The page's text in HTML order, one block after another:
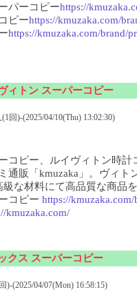
パーコピーhttps://
ピーhttps://kmuzaka.com/
https://kmuzaka.com/brand/
ィトン スーパーコピー
回)-(2025/04/10(Thu) 13:02:30)
コピー、ルイヴィトン時
通販「kmuzaka」。ヴィ
な材料にて高品質な商品
コピー https://
kmuzaka.com/
クス スーパーコピー
)-(2025/04/07(Mon) 16:58:15)